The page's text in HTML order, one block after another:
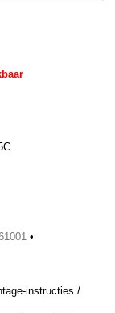
•
instructies /